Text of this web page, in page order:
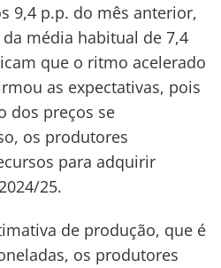
9,4 p.p. do mês anterior,
média habitual de 7,4
que o ritmo acelerado
as expectativas, pois
dos preços se
os produtores
para adquirir
25.
de produção, que é
os produtores